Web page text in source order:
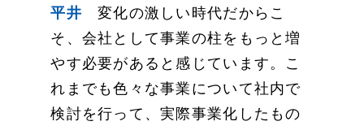
平井 変化の激しい時代だからこ
そ、会社として事業の柱をもっと増
やす必要があると感じています。こ
れまでも色々な事業について社内で
検討を行って、実際事業化したもの